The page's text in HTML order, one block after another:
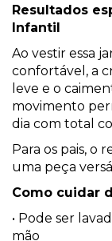
Resultados
Infantil
Ao vestir essa
confortável, a
leve e o
movimento
dia com total
Para os pais, o
uma peça
Como cuidar
• Pode ser
mão